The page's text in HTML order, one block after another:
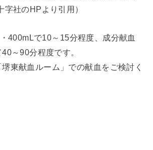
字社のHPより引用）
400mLで10～15分程度、成分献血
～90分程度です。
東献血ルーム」での献血をご検討く